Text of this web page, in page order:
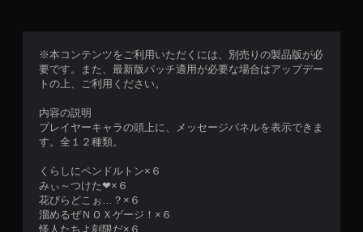
※本コンテンツをご利用いただくには、別売りの製品版が必
要です。また、最新版パッチ適用が必要な場合はアップデー
トの上、ご利用ください。
内容の説明
プレイヤーキャラの頭上に、メッセージパネルを表示できま
す。全１２種類。
くらしにペンドルトン×６
みぃ～つけた❤×６
花びらどこぉ…？×６
溜めるぜＮＯＸゲージ！×６
怪人たちよ刻限だ×６